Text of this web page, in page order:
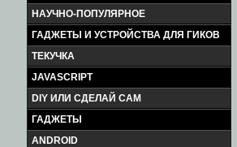
НАУЧНО-ПОПУЛЯРНОЕ
ГАДЖЕТЫ И УСТРОЙСТВА ДЛЯ ГИКОВ
ТЕКУЧКА
JAVASCRIPT
DIY ИЛИ СДЕЛАЙ САМ
ГАДЖЕТЫ
ANDROID